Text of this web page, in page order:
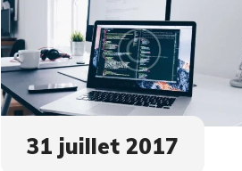
31 juillet 2017